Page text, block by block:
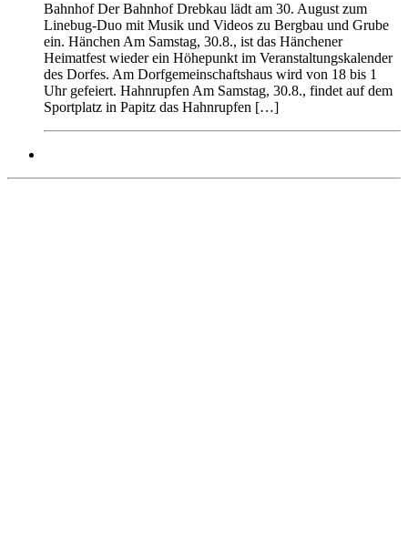
Bahnhof Der Bahnhof Drebkau lädt am 30. August zum
Linebug-Duo mit Musik und Videos zu Bergbau und Grube
ein. Hänchen Am Samstag, 30.8., ist das Hänchener
Heimatfest wieder ein Höhepunkt im Veranstaltungskalender
des Dorfes. Am Dorfgemeinschaftshaus wird von 18 bis 1
Uhr gefeiert. Hahnrupfen Am Samstag, 30.8., findet auf dem
Sportplatz in Papitz das Hahnrupfen […]